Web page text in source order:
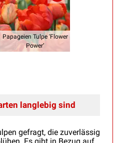
Papageien Tulpe 'Flower
Power’
langlebig sind
gefragt, die zuverlässig
Es gibt in Bezug auf